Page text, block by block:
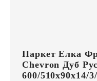
Паркет Елка
Chevron Дуб
600/510х90х14/